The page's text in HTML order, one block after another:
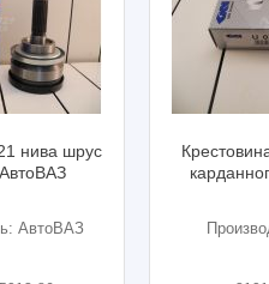
Крестовина ваз 2101 вала
карданного /u 040/ GKN
Производитель: GKN